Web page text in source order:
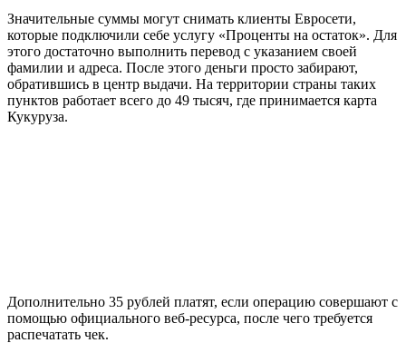
Значительные суммы могут снимать клиенты Евросети,
которые подключили себе услугу «Проценты на остаток». Для
этого достаточно выполнить перевод с указанием своей
фамилии и адреса. После этого деньги просто забирают,
обратившись в центр выдачи. На территории страны таких
пунктов работает всего до 49 тысяч, где принимается карта
Кукуруза.
Дополнительно 35 рублей платят, если операцию совершают с
помощью официального веб-ресурса, после чего требуется
распечатать чек.